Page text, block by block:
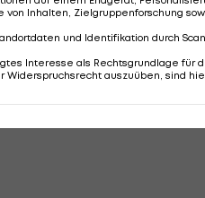
der DB gefahren. Auch
zum Endspielort Berlin
Inhalten, Zielgruppenforschung
und Identifikation durch
Interesse als Rechtsgrundlage für
auszuüben, sind